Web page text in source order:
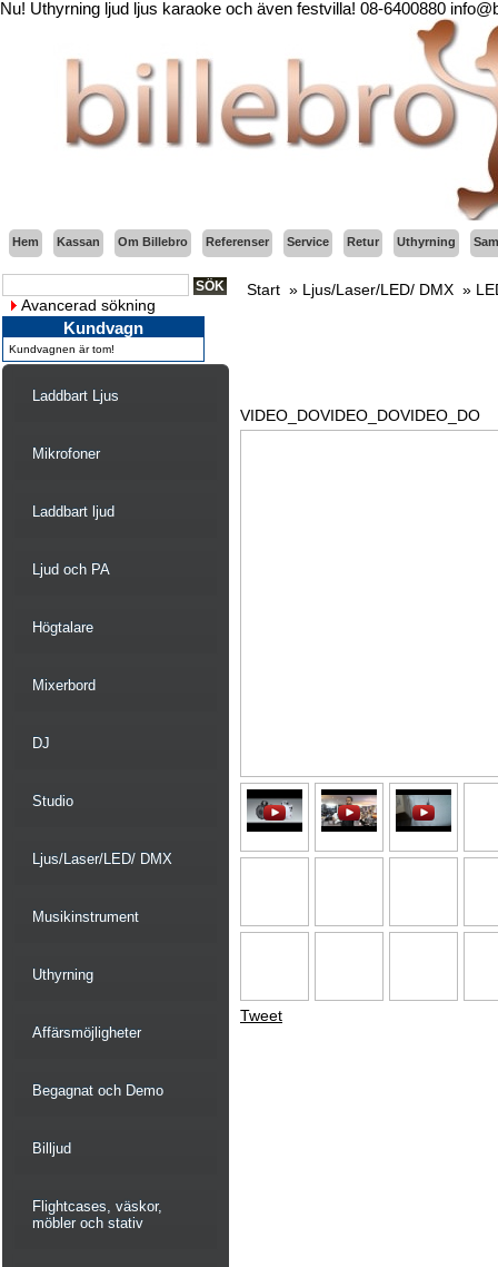
Nu! Uthyrning ljud ljus karaoke och även festvilla! 08-6400880
Hem Kassan Om Billebro Referenser Service Retur Uthyrning
Avancerad sökning
Kundvagn
Kundvagnen är tom!
Laddbart Ljus
Mikrofoner
Laddbart ljud
Ljud och PA
Högtalare
Mixerbord
DJ
Studio
Ljus/Laser/LED/ DMX
Musikinstrument
Uthyrning
Affärsmöjligheter
Begagnat och Demo
Billjud
Flightcases, väskor,
möbler och stativ
Start » Ljus/Laser/LED/ DMX »
VIDEO_DOVIDEO_DOVIDEO_DO
Tweet